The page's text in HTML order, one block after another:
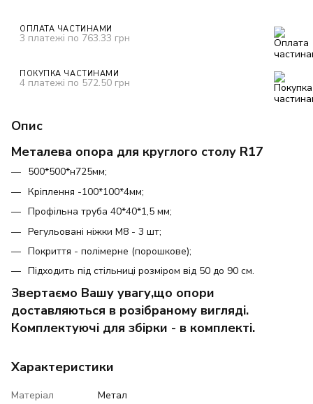
ОПЛАТА ЧАСТИНАМИ
3 платежі по 763.33 грн
ПОКУПКА ЧАСТИНАМИ
4 платежі по 572.50 грн
Опис
Металева опора для круглого столу R17
500*500*н725мм;
Кріплення -100*100*4мм;
Профільна труба 40*40*1,5 мм;
Регульовані ніжки М8 - 3 шт;
Покриття - полімерне (порошкове);
Підходить під стільниці розміром від 50 до 90 см.
Звертаємо Вашу увагу,що опори
доставляються в розібраному вигляді.
Комплектуючі для збірки - в комплекті.
Характеристики
Матеріал Метал